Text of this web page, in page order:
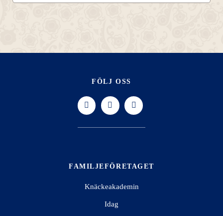
FÖLJ OSS
FAMILJEFÖRETAGET
Knäckeakademin
Idag